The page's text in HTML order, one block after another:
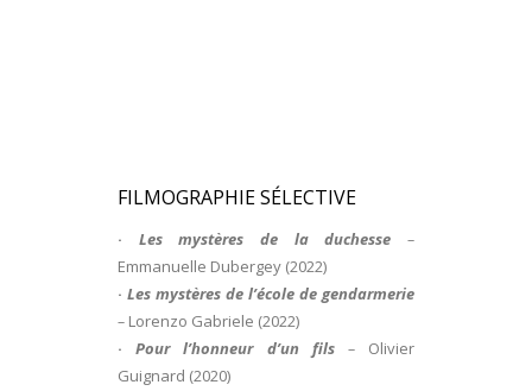
FILMOGRAPHIE SÉLECTIVE
· Les mystères de la duchesse–
Emmanuelle Dubergey (2022)
· Les mystères de l’école de gendarmerie
– Lorenzo Gabriele (2022)
·Pour l’honneur d’un fils – Olivier
Guignard (2020)